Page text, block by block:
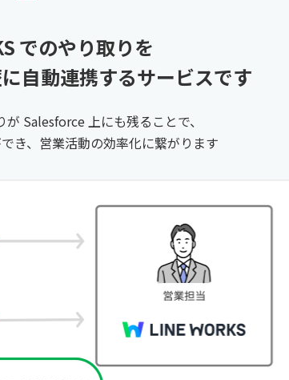
でのやり取りを
自動連携するサービスです​
Salesforce 上にも残ることで、
き、営業活動の効率化に繋がります​